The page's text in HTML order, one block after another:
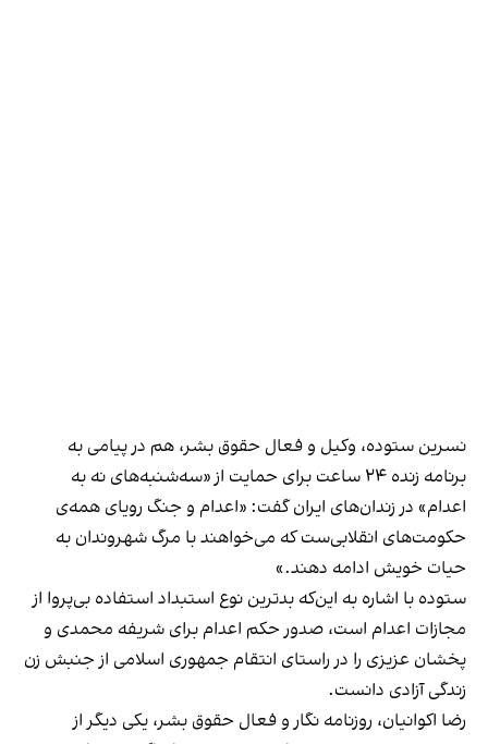
نسرین ستوده، وکیل و فعال حقوق بشر، هم در پیامی به
برنامه زنده ۲۴ ساعت برای حمایت از «سه‌شنبه‌های نه به
اعدام» در زندان‌های ایران گفت: «اعدام و جنگ رویای همه‌ی
حکومت‌های انقلابی‌ست که می‌خواهند با مرگ شهروندان به
حیات خویش ادامه دهند.»
ستوده با اشاره به این‌که بدترین نوع استبداد استفاده‌ بی‌پروا از
مجازات اعدام است، صدور حکم اعدام برای شریفه محمدی و
پخشان عزیزی را در راستای انتقام جمهوری اسلامی از جنبش زن
زندگی آزادی دانست.
رضا اکوانیان، روزنامه نگار و فعال حقوق بشر، یکی دیگر از